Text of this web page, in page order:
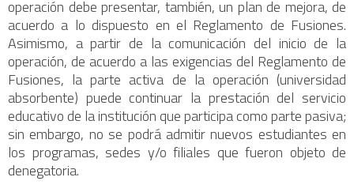
operación debe presentar, también, un plan de mejora, de
acuerdo a lo dispuesto en el Reglamento de Fusiones.
Asimismo, a partir de la comunicación del inicio de la
operación, de acuerdo a las exigencias del Reglamento de
Fusiones, la parte activa de la operación (universidad
absorbente) puede continuar la prestación del servicio
educativo de la institución que participa como parte pasiva;
sin embargo, no se podrá admitir nuevos estudiantes en
los programas, sedes y/o filiales que fueron objeto de
denegatoria.